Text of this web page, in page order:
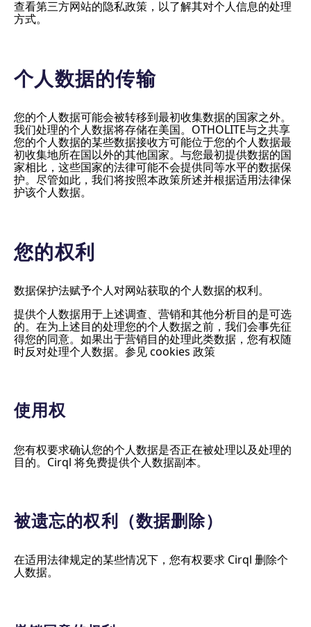
查看第三方网站的隐私政策，以了解其对个人信息的处理
方式。
个人数据的传输
您的个人数据可能会被转移到最初收集数据的国家之外。
我们处理的个人数据将存储在美国。OTHOLITE与之共享
您的个人数据的某些数据接收方可能位于您的个人数据最
初收集地所在国以外的其他国家。与您最初提供数据的国
家相比，这些国家的法律可能不会提供同等水平的数据保
护。尽管如此，我们将按照本政策所述并根据适用法律保
护该个人数据。
您的权利
数据保护法赋予个人对网站获取的个人数据的权利。
提供个人数据用于上述调查、营销和其他分析目的是可选
的。在为上述目的处理您的个人数据之前，我们会事先征
得您的同意。如果出于营销目的处理此类数据，您有权随
时反对处理个人数据。参见 cookies 政策
使用权
您有权要求确认您的个人数据是否正在被处理以及处理的
目的。Cirql 将免费提供个人数据副本。
被遗忘的权利（数据删除）
在适用法律规定的某些情况下，您有权要求 Cirql 删除个
人数据。